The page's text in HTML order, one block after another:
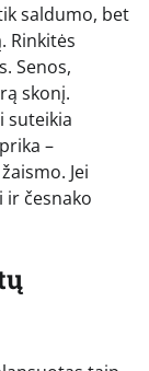
saldumo, bet
Rinkitės
Senos,
skonį.
suteikia
–
Jei
ir česnako